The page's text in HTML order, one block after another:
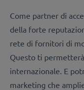
Come partner di
della forte
rete di fornitori di
Questo ti
internazionale. E
marketing che